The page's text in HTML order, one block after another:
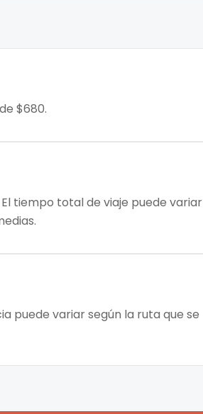
$680.
tiempo total de viaje puede variar
puede variar según la ruta que se